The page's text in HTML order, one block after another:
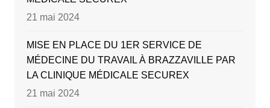
21 mai 2024
MISE EN PLACE DU 1ER SERVICE DE
MÉDECINE DU TRAVAIL À BRAZZAVILLE PAR
LA CLINIQUE MÉDICALE SECUREX
21 mai 2024